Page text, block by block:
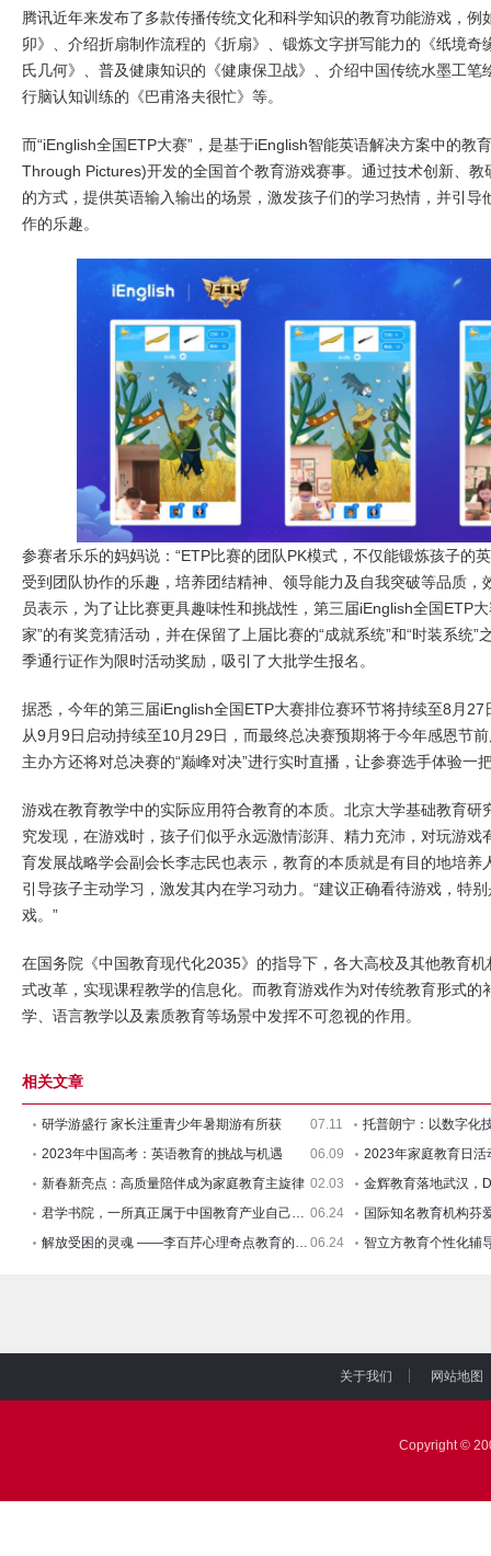
腾讯近年来发布了多款传播传统文化和科学知识的教育功能游戏，例
卯》、介绍折扇制作流程的《折扇》、锻炼文字拼写能力的《纸境奇
氏几何》、普及健康知识的《健康保卫战》、介绍中国传统水墨工笔
行脑认知训练的《巴甫洛夫很忙》等。
而“iEnglish全国ETP大赛”，是基于iEnglish智能英语解决方案中的教
Through Pictures)开发的全国首个教育游戏赛事。通过技术创新、教
的方式，提供英语输入输出的场景，激发孩子们的学习热情，并引导
作的乐趣。
参赛者乐乐的妈妈说：“ETP比赛的团队PK模式，不仅能锻炼孩子的
受到团队协作的乐趣，培养团结精神、领导能力及自我突破等品质，
员表示，为了让比赛更具趣味性和挑战性，第三届iEnglish全国ETP
家”的有奖竞猜活动，并在保留了上届比赛的“成就系统”和“时装系统”
季通行证作为限时活动奖励，吸引了大批学生报名。
据悉，今年的第三届iEnglish全国ETP大赛排位赛环节将持续至8月
从9月9日启动持续至10月29日，而最终总决赛预期将于今年感恩节
主办方还将对总决赛的“巅峰对决”进行实时直播，让参赛选手体验一
游戏在教育教学中的实际应用符合教育的本质。北京大学基础教育研
究发现，在游戏时，孩子们似乎永远激情澎湃、精力充沛，对玩游戏
育发展战略学会副会长李志民也表示，教育的本质就是有目的地培养
引导孩子主动学习，激发其内在学习动力。“建议正确看待游戏，特
戏。”
在国务院《中国教育现代化2035》的指导下，各大高校及其他教育
式改革，实现课程教学的信息化。而教育游戏作为对传统教育形式的
学、语言教学以及素质教育等场景中发挥不可忽视的作用。
相关文章
研学游盛行 家长注重青少年暑期游有所获 07.11
托普朗宁：以数字化
2023年中国高考：英语教育的挑战与机遇
06.09
新春新亮点：高质量陪伴成为家庭教育主旋律 02.03
金辉教育落地武汉，
君学书院，一所真正属于中国教育产业自己的书 06.24
解放受困的灵魂 ——李百芹心理奇点教育的探索 06.24 智立方教育个性化辅
关于我们
网站地图
Copyright ©